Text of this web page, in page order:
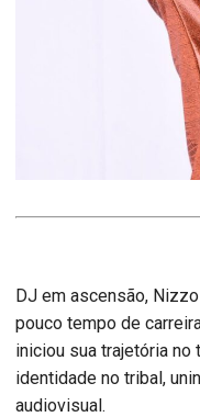
DJ em ascensão,
pouco tempo de
iniciou sua trajetória no
identidade no tribal,
audiovisual.